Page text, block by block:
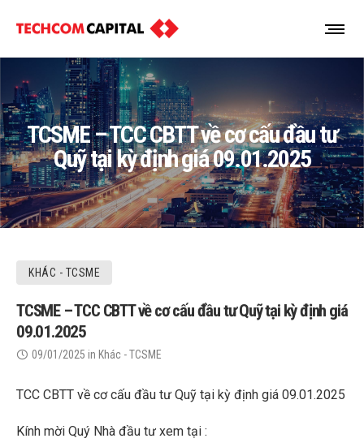
TCSME – TCC CBTT về cơ cấu đầu tư
Quỹ tại kỳ định giá 09.01.2025
KHÁC - TCSME
TCSME – TCC CBTT về cơ cấu đầu tư Quỹ tại kỳ định giá
09.01.2025
09/01/2025 in Khác - TCSME
TCC CBTT về cơ cấu đầu tư Quỹ tại kỳ định giá 09.01.2025
Kính mời Quý Nhà đầu tư xem tại :